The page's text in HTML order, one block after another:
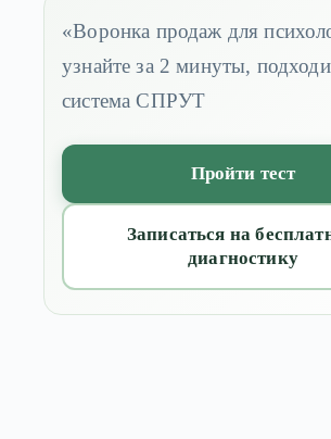
«Воронка продаж для
узнайте за 2 минуты,
система СПРУТ
Пройти тест
Записаться на
диагностику